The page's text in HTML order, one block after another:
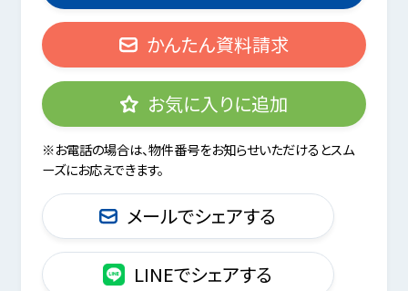
かんたん資料請求
お気に入りに追加
※お電話の場合は、物件番号をお知らせいただけるとスム
ーズにお応えできます。
メールでシェアする
LINEでシェアする